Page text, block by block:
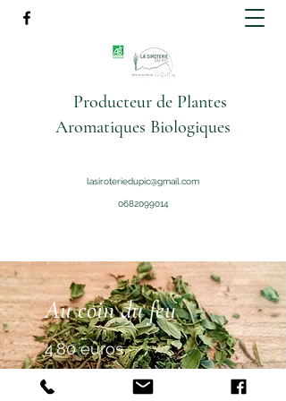
Producteur de Plantes
Aromatiques Biologiques
lasiroteriedupic@gmail.com
0682099014
Au coin du feu
4.80 euros
Romarin biologique, Mélisse